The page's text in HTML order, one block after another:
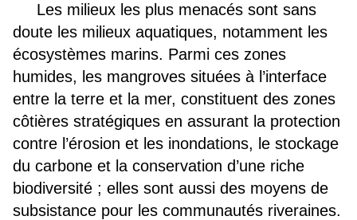
Les milieux les plus menacés sont sans
doute les milieux aquatiques, notamment les
écosystèmes marins. Parmi ces zones
humides, les mangroves situées à l’interface
entre la terre et la mer, constituent des zones
côtières stratégiques en assurant la protection
contre l’érosion et les inondations, le stockage
du carbone et la conservation d’une riche
biodiversité ; elles sont aussi des moyens de
subsistance pour les communautés riveraines.